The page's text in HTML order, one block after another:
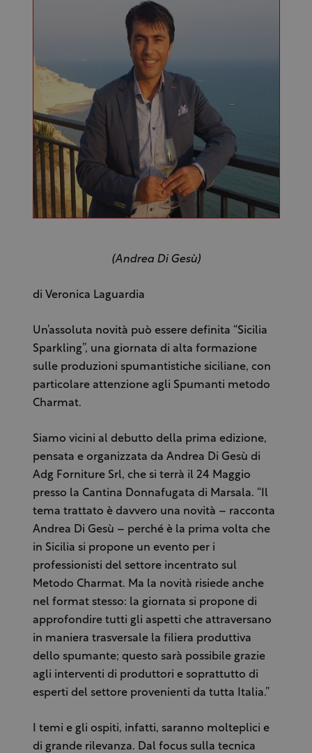
(Andrea Di Gesù)
di Veronica Laguardia
Un’assoluta novità può essere definita “Sicilia
Sparkling”, una giornata di alta formazione
sulle produzioni spumantistiche siciliane, con
particolare attenzione agli Spumanti metodo
Charmat.
Siamo vicini al debutto della prima edizione,
pensata e organizzata da Andrea Di Gesù di
Adg Forniture Srl, che si terrà il 24 Maggio
presso la Cantina Donnafugata di Marsala. “Il
tema trattato è davvero una novità – racconta
Andrea Di Gesù – perché è la prima volta che
in Sicilia si propone un evento per i
professionisti del settore incentrato sul
Metodo Charmat. Ma la novità risiede anche
nel format stesso: la giornata si propone di
approfondire tutti gli aspetti che attraversano
in maniera trasversale la filiera produttiva
dello spumante; questo sarà possibile grazie
agli interventi di produttori e soprattutto di
esperti del settore provenienti da tutta Italia.”
I temi e gli ospiti, infatti, saranno molteplici e
di grande rilevanza. Dal focus sulla tecnica